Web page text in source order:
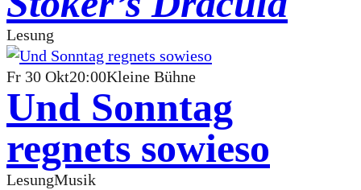
Lesung
Fr 30 Okt20:00Kleine Bühne
Und Sonntag
regnets sowieso
LesungMusik